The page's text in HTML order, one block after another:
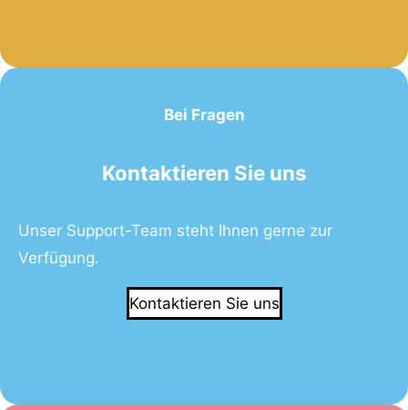
Bei Fragen
Kontaktieren Sie uns
Unser Support-Team steht Ihnen gerne zur
Verfügung.
Kontaktieren Sie uns